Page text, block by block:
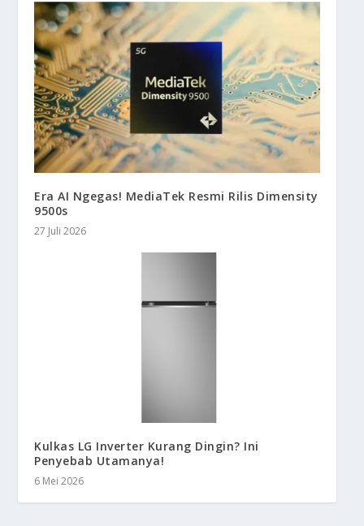
Era AI Ngegas! MediaTek Resmi Rilis Dimensity
9500s
27 Juli 2026
Kulkas LG Inverter Kurang Dingin? Ini
Penyebab Utamanya!
6 Mei 2026